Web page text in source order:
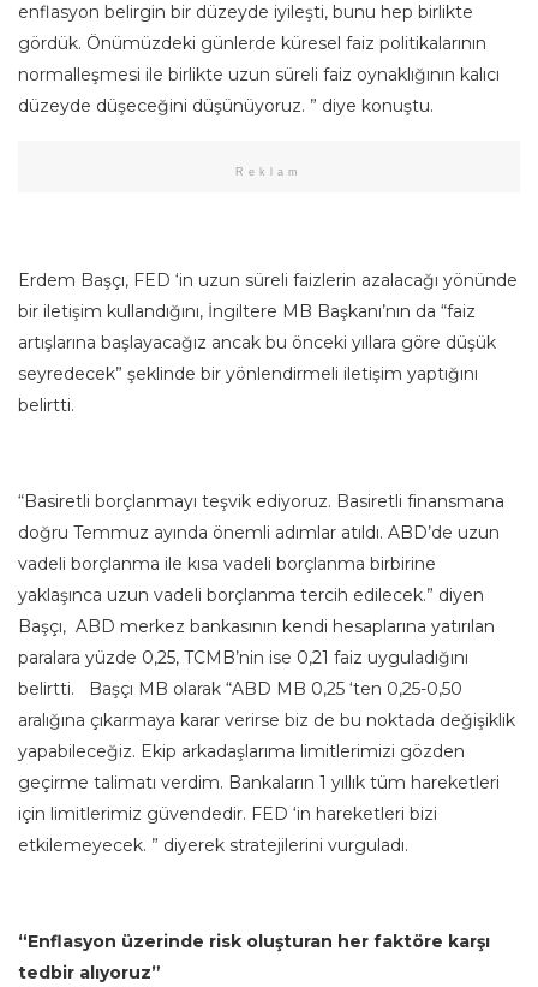
enflasyon belirgin bir düzeyde iyileşti, bunu hep birlikte
gördük. Önümüzdeki günlerde küresel faiz politikalarının
normalleşmesi ile birlikte uzun süreli faiz oynaklığının kalıcı
düzeyde düşeceğini düşünüyoruz. ” diye konuştu.
Reklam
Erdem Başçı, FED ‘in uzun süreli faizlerin azalacağı yönünde
bir iletişim kullandığını, İngiltere MB Başkanı’nın da “faiz
artışlarına başlayacağız ancak bu önceki yıllara göre düşük
seyredecek” şeklinde bir yönlendirmeli iletişim yaptığını
belirtti.
“Basiretli borçlanmayı teşvik ediyoruz. Basiretli finansmana
doğru Temmuz ayında önemli adımlar atıldı. ABD’de uzun
vadeli borçlanma ile kısa vadeli borçlanma birbirine
yaklaşınca uzun vadeli borçlanma tercih edilecek.” diyen
Başçı, ABD merkez bankasının kendi hesaplarına yatırılan
paralara yüzde 0,25, TCMB’nin ise 0,21 faiz uyguladığını
belirtti. Başçı MB olarak “ABD MB 0,25 ‘ten 0,25-0,50
aralığına çıkarmaya karar verirse biz de bu noktada değişiklik
yapabileceğiz. Ekip arkadaşlarıma limitlerimizi gözden
geçirme talimatı verdim. Bankaların 1 yıllık tüm hareketleri
için limitlerimiz güvendedir. FED ‘in hareketleri bizi
etkilemeyecek. ” diyerek stratejilerini vurguladı.
“Enflasyon üzerinde risk oluşturan her faktöre karşı
tedbir alıyoruz”